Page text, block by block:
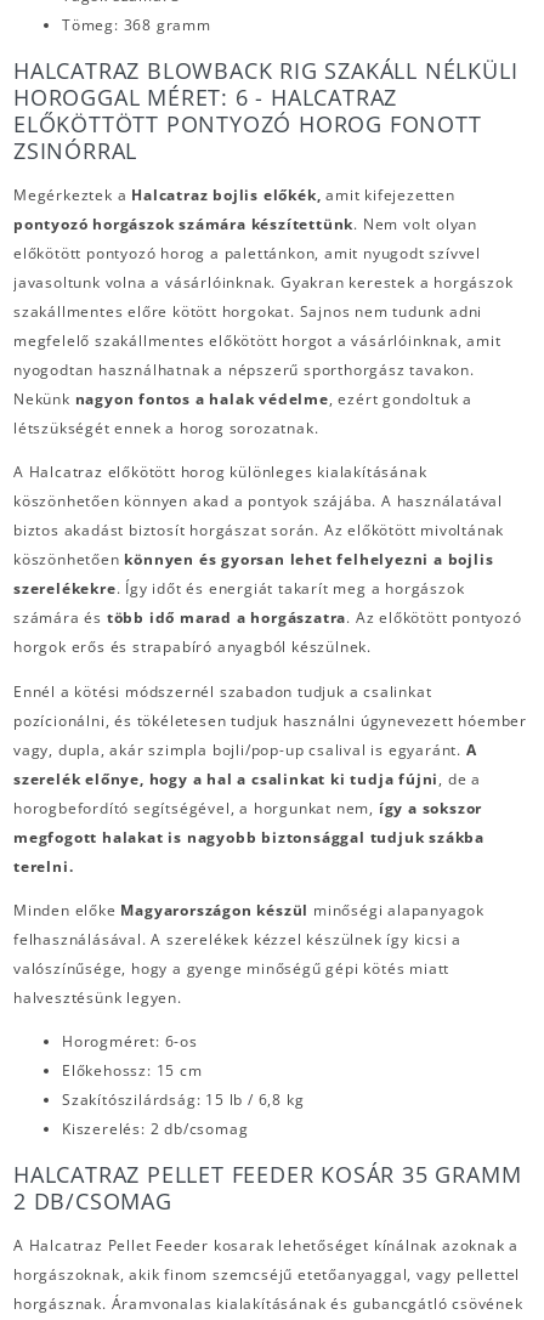
Tömeg: 368 gramm
HALCATRAZ BLOWBACK RIG SZAKÁLL NÉLKÜLI
HOROGGAL MÉRET: 6 - HALCATRAZ
ELŐKÖTTÖTT PONTYOZÓ HOROG FONOTT
ZSINÓRRAL
Megérkeztek a Halcatraz bojlis előkék, amit kifejezetten
pontyozó horgászok számára készítettünk. Nem volt olyan
előkötött pontyozó horog a palettánkon, amit nyugodt szívvel
javasoltunk volna a vásárlóinknak. Gyakran kerestek a horgászok
szakállmentes előre kötött horgokat. Sajnos nem tudunk adni
megfelelő szakállmentes előkötött horgot a vásárlóinknak, amit
nyogodtan használhatnak a népszerű sporthorgász tavakon.
Nekünk nagyon fontos a halak védelme, ezért gondoltuk a
létszükségét ennek a horog sorozatnak.
A Halcatraz előkötött horog különleges kialakításának
köszönhetően könnyen akad a pontyok szájába. A használatával
biztos akadást biztosít horgászat során. Az előkötött mivoltának
köszönhetően könnyen és gyorsan lehet felhelyezni a bojlis
szerelékekre. Így időt és energiát takarít meg a horgászok
számára és több idő marad a horgászatra. Az előkötött pontyozó
horgok erős és strapabíró anyagból készülnek.
Ennél a kötési módszernél szabadon tudjuk a csalinkat
pozícionálni, és tökéletesen tudjuk használni úgynevezett hóember
vagy, dupla, akár szimpla bojli/pop-up csalival is egyaránt. A
szerelék előnye, hogy a hal a csalinkat ki tudja fújni, de a
horogbefordító segítségével, a horgunkat nem, így a sokszor
megfogott halakat is nagyobb biztonsággal tudjuk szákba
terelni.
Minden előke Magyarországon készül minőségi alapanyagok
felhasználásával. A szerelékek kézzel készülnek így kicsi a
valószínűsége, hogy a gyenge minőségű gépi kötés miatt
halvesztésünk legyen.
Horogméret: 6-os
Előkehossz: 15 cm
Szakítószilárdság: 15 lb / 6,8 kg
Kiszerelés: 2 db/csomag
HALCATRAZ PELLET FEEDER KOSÁR 35 GRAMM
2 DB/CSOMAG
A Halcatraz Pellet Feeder kosarak lehetőséget kínálnak azoknak a
horgászoknak, akik finom szemcséjű etetőanyaggal, vagy pellettel
horgásznak. Áramvonalas kialakításának és gubancgátló csövének